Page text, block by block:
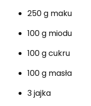
250 g maku
100 g miodu
100 g cukru
100 g masła
3 jajka